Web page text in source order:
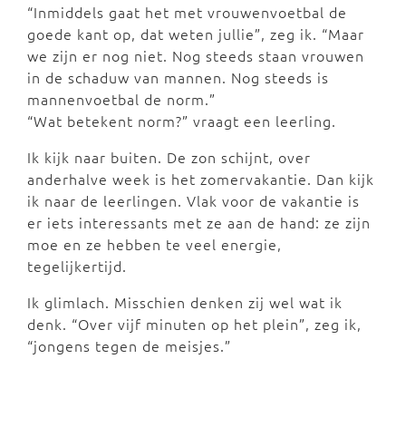
“Inmiddels gaat het met vrouwenvoetbal de
goede kant op, dat weten jullie”, zeg ik. “Maar
we zijn er nog niet. Nog steeds staan vrouwen
in de schaduw van mannen. Nog steeds is
mannenvoetbal de norm.”
“Wat betekent norm?” vraagt een leerling.
Ik kijk naar buiten. De zon schijnt, over
anderhalve week is het zomervakantie. Dan kijk
ik naar de leerlingen. Vlak voor de vakantie is
er iets interessants met ze aan de hand: ze zijn
moe en ze hebben te veel energie,
tegelijkertijd.
Ik glimlach. Misschien denken zij wel wat ik
denk. “Over vijf minuten op het plein”, zeg ik,
“jongens tegen de meisjes.”